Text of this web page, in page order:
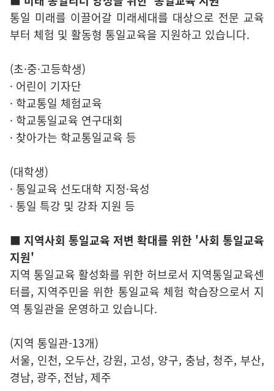
통일 미래를 이끌어갈 미래세대를 대상으로 전문 교육
부터 체험 및 활동형 통일교육을 지원하고 있습니다.
(초·중·고등학생)
· 어린이 기자단
· 학교통일 체험교육
· 학교통일교육 연구대회
· 찾아가는 학교통일교육 등
(대학생)
· 통일교육 선도대학 지정·육성
· 통일 특강 및 강좌 지원 등
■ 지역사회 통일교육 저변 확대를 위한 '사회 통일교육
지원'
지역 통일교육 활성화를 위한 허브로서 지역통일교육센
터를, 지역주민을 위한 통일교육 체험 학습장으로서 지
역 통일관을 운영하고 있습니다.
(지역 통일관-13개)
서울, 인천, 오두산, 강원, 고성, 양구, 충남, 청주, 부산,
경남, 광주, 전남, 제주